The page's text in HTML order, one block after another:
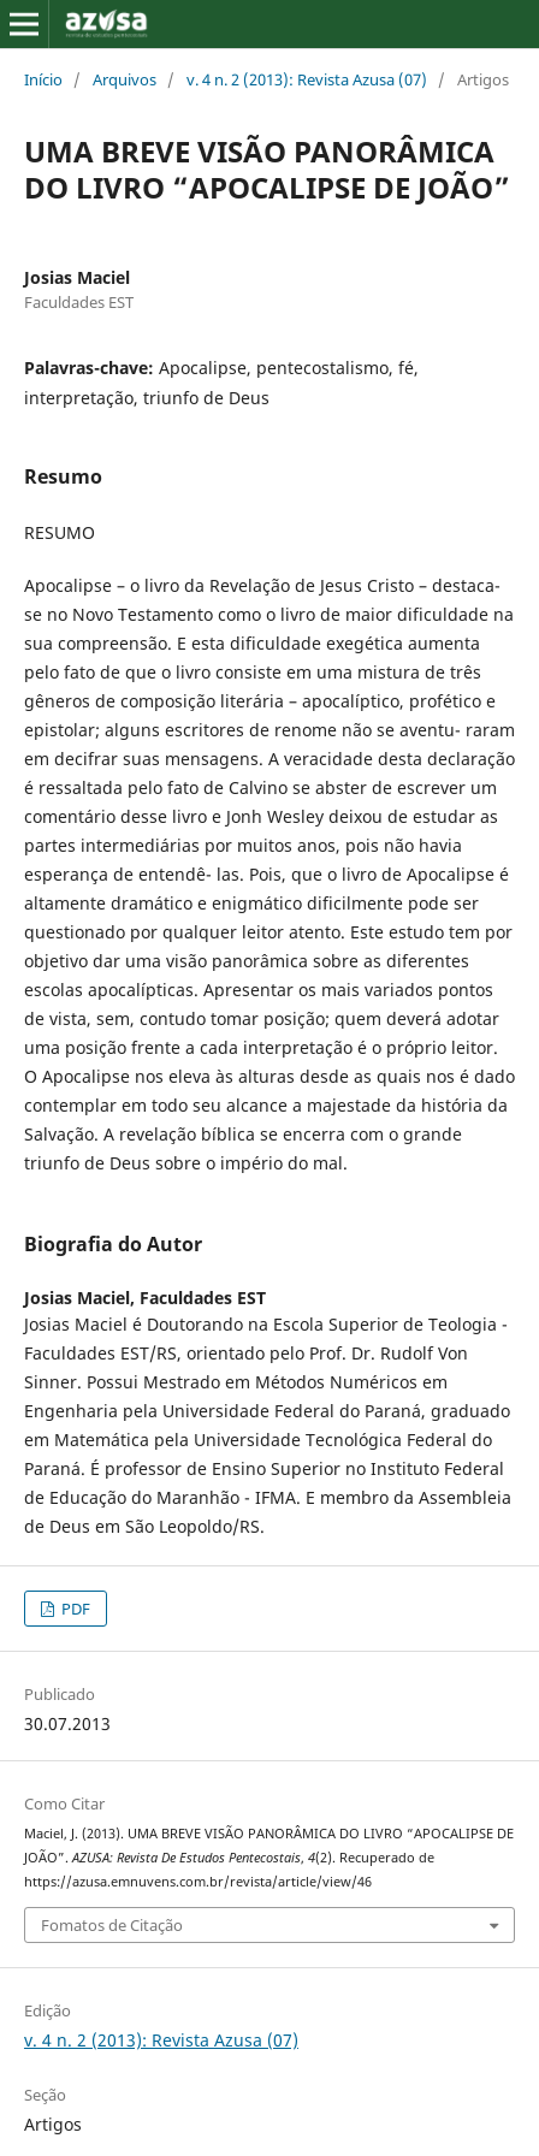
Início / Arquivos / v. 4 n. 2 (2013): Revista Azusa (07) / Artigos
UMA BREVE VISÃO PANORÂMICA
DO LIVRO “APOCALIPSE DE JOÃO”
Josias Maciel
Faculdades EST
Palavras-chave: Apocalipse, pentecostalismo, fé,
interpretação, triunfo de Deus
Resumo
RESUMO
Apocalipse – o livro da Revelação de Jesus Cristo – destaca-
se no Novo Testamento como o livro de maior dificuldade na
sua compreensão. E esta dificuldade exegética aumenta
pelo fato de que o livro consiste em uma mistura de três
gêneros de composição literária – apocalíptico, profético e
epistolar; alguns escritores de renome não se aventu- raram
em decifrar suas mensagens. A veracidade desta declaração
é ressaltada pelo fato de Calvino se abster de escrever um
comentário desse livro e Jonh Wesley deixou de estudar as
partes intermediárias por muitos anos, pois não havia
esperança de entendê- las. Pois, que o livro de Apocalipse é
altamente dramático e enigmático dificilmente pode ser
questionado por qualquer leitor atento. Este estudo tem por
objetivo dar uma visão panorâmica sobre as diferentes
escolas apocalípticas. Apresentar os mais variados pontos
de vista, sem, contudo tomar posição; quem deverá adotar
uma posição frente a cada interpretação é o próprio leitor.
O Apocalipse nos eleva às alturas desde as quais nos é dado
contemplar em todo seu alcance a majestade da história da
Salvação. A revelação bíblica se encerra com o grande
triunfo de Deus sobre o império do mal.
Biografia do Autor
Josias Maciel, Faculdades EST
Josias Maciel é Doutorando na Escola Superior de Teologia -
Faculdades EST/RS, orientado pelo Prof. Dr. Rudolf Von
Sinner. Possui Mestrado em Métodos Numéricos em
Engenharia pela Universidade Federal do Paraná, graduado
em Matemática pela Universidade Tecnológica Federal do
Paraná. É professor de Ensino Superior no Instituto Federal
de Educação do Maranhão - IFMA. E membro da Assembleia
de Deus em São Leopoldo/RS.
PDF
Publicado
30.07.2013
Como Citar
Maciel, J. (2013). UMA BREVE VISÃO PANORÂMICA DO LIVRO “APOCALIPSE DE
JOÃO”.AZUSA: Revista De Estudos Pentecostais, 4(2). Recuperado de
https://azusa.emnuvens.com.br/revista/article/view/46
Fomatos de Citação
Edição
v. 4 n. 2 (2013): Revista Azusa (07)
Seção
Artigos